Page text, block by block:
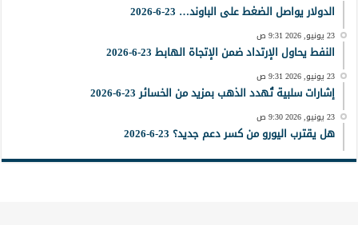
الدولار يواصل الضغط على الباوند… 23-6-2026
23 يونيو, 2026 9:31 ص
النفط يحاول الإرتداد ضمن الإتجاة الهابط 23-6-2026
23 يونيو, 2026 9:31 ص
إشارات سلبية تُهدد الذهب بمزيد من الخسائر 23-6-2026
23 يونيو, 2026 9:30 ص
هل يقترب اليورو من كسر دعم جديد؟ 23-6-2026